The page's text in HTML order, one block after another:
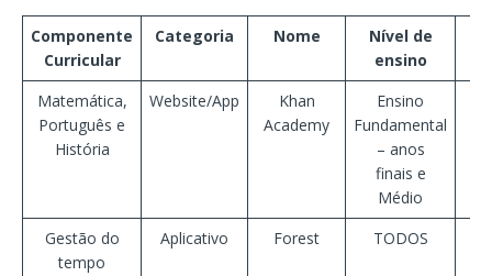
Componente
Curricular
Categoria Nome
Nível de
ensino
Matemática,
Português e
História
Website/App
Khan
Academy
Ensino
Fundamental
– anos
finais e
Médio
Gestão do
tempo
Aplicativo Forest TODOS